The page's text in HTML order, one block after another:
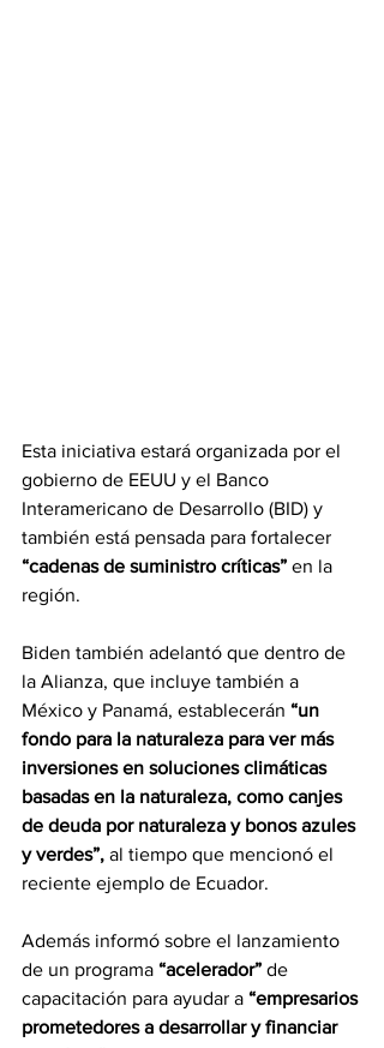
Esta iniciativa estará organizada por el
gobierno de EEUU y el Banco
Interamericano de Desarrollo (BID) y
también está pensada para fortalecer
“cadenas de suministro críticas” en la
región.
Biden también adelantó que dentro de
la Alianza, que incluye también a
México y Panamá, establecerán “un
fondo para la naturaleza para ver más
inversiones en soluciones climáticas
basadas en la naturaleza, como canjes
de deuda por naturaleza y bonos azules
y verdes”, al tiempo que mencionó el
reciente ejemplo de Ecuador.
Además informó sobre el lanzamiento
de un programa “acelerador” de
capacitación para ayudar a “empresarios
prometedores a desarrollar y financiar